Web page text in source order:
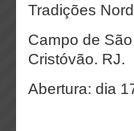
Tradições
Campo de
Cristóvão. RJ.
Abertura: dia
12h –